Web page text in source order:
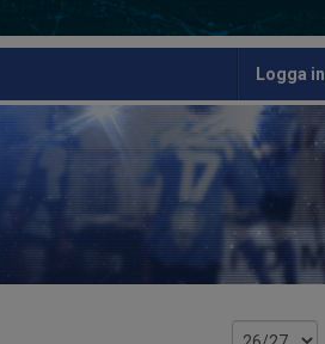
Logga in